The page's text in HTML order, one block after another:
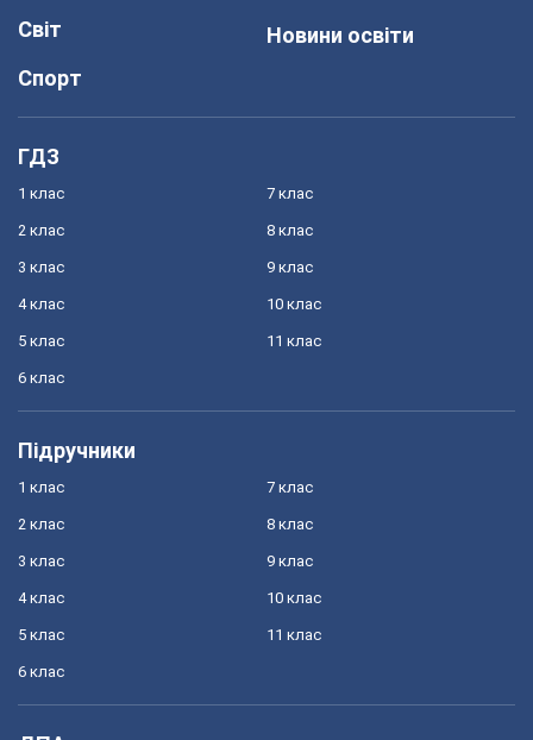
Світ
Спорт
Новини освіти
ГДЗ
1 клас
2 клас
3 клас
4 клас
5 клас
6 клас
7 клас
8 клас
9 клас
10 клас
11 клас
Підручники
1 клас
2 клас
3 клас
4 клас
5 клас
6 клас
7 клас
8 клас
9 клас
10 клас
11 клас